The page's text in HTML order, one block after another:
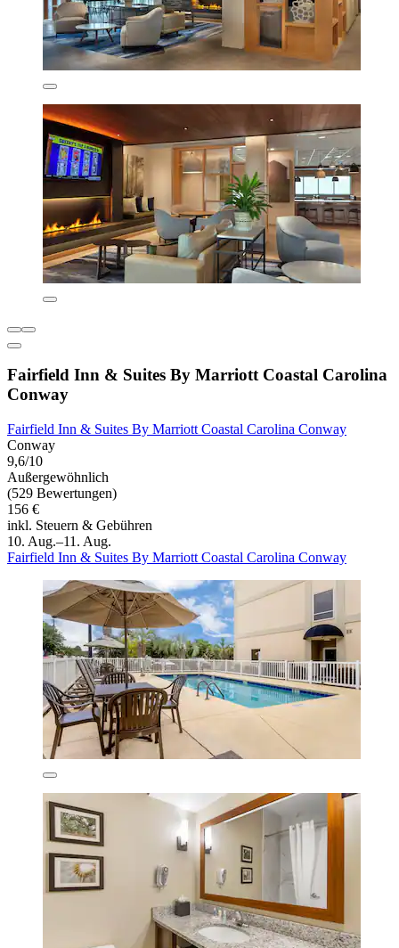
Fairfield Inn & Suites By Marriott Coastal Carolina
Conway
Fairfield Inn & Suites By Marriott Coastal Carolina Conway
Conway
9,6/10
Außergewöhnlich
(529 Bewertungen)
156 €
inkl. Steuern & Gebühren
10. Aug.–11. Aug.
Fairfield Inn & Suites By Marriott Coastal Carolina Conway